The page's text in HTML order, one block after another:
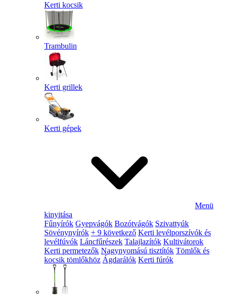
Kerti kocsik
Trambulin
Kerti grillek
Kerti gépek
Menü
kinyitása
Fűnyírók Gyepvágók Bozótvágók Szivattyúk
Sövénynyírók + 9 következő Kerti levélporszívók és
levélfúvók Láncfűrészek Talajlazítók Kultivátorok
Kerti permetezők Nagynyomású tisztítók Tömlők és
kocsik tömlőkhöz Ágdarálók Kerti fúrók